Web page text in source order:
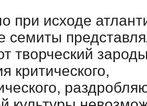
при исходе
семиты
творческий
критического,